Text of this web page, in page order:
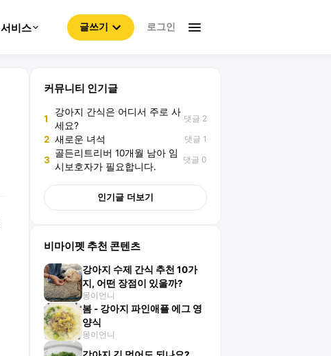
서비스 글쓰기 로그인
커뮤니티 인기글
1
강아지 간식은 어디서 주로 사
세요?
댓글 2
2 새로운 녀석 댓글 1
3
골든리트리버 10개월 남아 임
시보호자가 필요합니다.
댓글 0
인기글 더보기
비마이펫 추천 콘텐츠
강아지 수제 간식 추천 10가
지, 어떤 장점이 있을까?
몽이언니
봄 - 강아지 파인애플 에그 영
양식
몽이언니